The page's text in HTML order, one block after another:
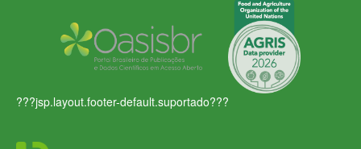
???jsp.layout.footer-default.suportado???